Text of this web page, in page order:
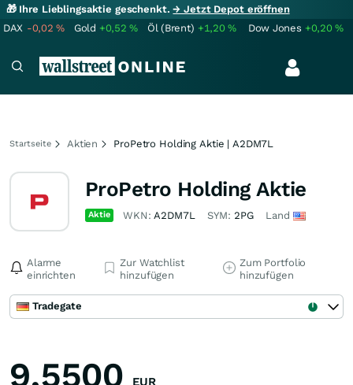
🎁 Ihre Lieblingsaktie geschenkt.→ Jetzt Depot eröffnen
DAX -0,02% Gold +0,52% Öl (Brent) +1,20% Dow Jones +0,20%
Startseite Aktien ProPetro Holding Aktie | A2DM7L
ProPetro Holding Aktie
Aktie WKN:A2DM7L SYM: 2PG Land
Alarme
einrichten
Zur Watchlist
hinzufügen
Zum Portfolio
hinzufügen
Tradegate
9,5500 EUR